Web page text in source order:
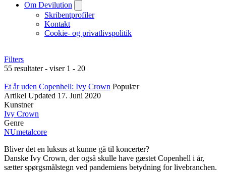
Om Devilution
Skribentprofiler
Kontakt
Cookie- og privatlivspolitik
Filters
55 resultater - viser 1 - 20
Et år uden Copenhell: Ivy Crown Populær
Artikel Updated 17. Juni 2020
Kunstner
Ivy Crown
Genre
NUmetalcore
Bliver det en luksus at kunne gå til koncerter?
Danske Ivy Crown, der også skulle have gæstet Copenhell i år,
sætter spørgsmålstegn ved pandemiens betydning for livebranchen.